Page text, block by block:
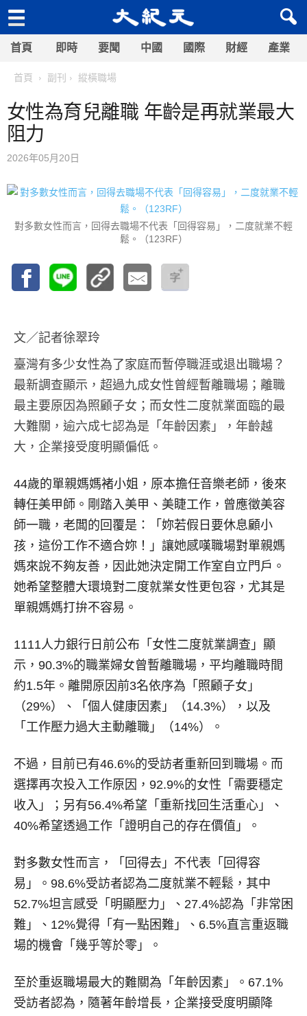
首頁 即時 要聞 中國 國際 財經 產業
首頁 副刊 縱橫職場
女性為育兒離職 年齡是再就業最大
阻力
2026年05月20日
對多數女性而言，回得去職場不代表「回得容易」，二度就業不輕
鬆。（123RF）
文／記者徐翠玲
臺灣有多少女性為了家庭而暫停職涯或退出職場？
最新調查顯示，超過九成女性曾經暫離職場；離職
最主要原因為照顧子女；而女性二度就業面臨的最
大難關，逾六成七認為是「年齡因素」，年齡越
大，企業接受度明顯偏低。
44歲的單親媽媽褚小姐，原本擔任音樂老師，後來
轉任美甲師。剛踏入美甲、美睫工作，曾應徵美容
師一職，老闆的回覆是：「妳若假日要休息顧小
孩，這份工作不適合妳！」讓她感嘆職場對單親媽
媽來說不夠友善，因此她決定開工作室自立門戶。
她希望整體大環境對二度就業女性更包容，尤其是
單親媽媽打拚不容易。
1111人力銀行日前公布「女性二度就業調查」顯
示，90.3%的職業婦女曾暫離職場，平均離職時間
約1.5年。離開原因前3名依序為「照顧子女」
（29%）、「個人健康因素」（14.3%），以及
「工作壓力過大主動離職」（14%）。
不過，目前已有46.6%的受訪者重新回到職場。而
選擇再次投入工作原因，92.9%的女性「需要穩定
收入」；另有56.4%希望「重新找回生活重心」、
40%希望透過工作「證明自己的存在價值」。
對多數女性而言，「回得去」不代表「回得容
易」。98.6%受訪者認為二度就業不輕鬆，其中
52.7%坦言感受「明顯壓力」、27.4%認為「非常困
難」、12%覺得「有一點困難」、6.5%直言重返職
場的機會「幾乎等於零」。
至於重返職場最大的難關為「年齡因素」。67.1%
受訪者認為，隨著年齡增長，企業接受度明顯降